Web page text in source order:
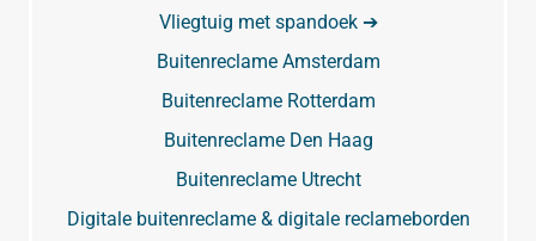
Vliegtuig met spandoek ➔
Buitenreclame Amsterdam
Buitenreclame Rotterdam
Buitenreclame Den Haag
Buitenreclame Utrecht
Digitale buitenreclame & digitale reclameborden